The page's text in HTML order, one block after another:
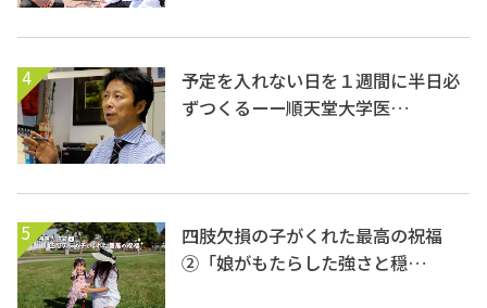
4
予定を入れない日を１週間に半日必
ずつくるーー順天堂大学医…
5
四肢欠損の子がくれた最高の祝福
②「娘がもたらした強さと穏…